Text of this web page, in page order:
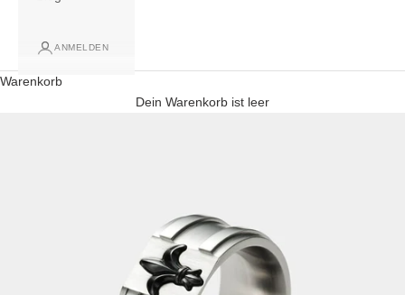
ANMELDEN
Warenkorb
Dein Warenkorb ist leer